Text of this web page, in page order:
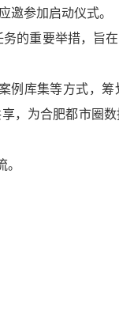
邀参加启动仪式。
的重要举措，旨
例库集等方式，
，为合肥都市圈